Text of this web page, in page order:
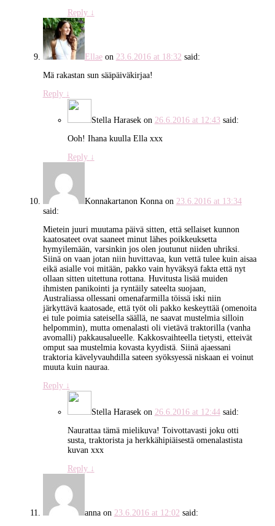
Reply ↓
Ellaeon 23.6.2016 at 18:32 said:
Mä rakastan sun sääpäiväkirjaa!
Reply ↓
Stella Harasekon 26.6.2016 at 12:43 said:
Ooh! Ihana kuulla Ella xxx
Reply ↓
Konnakartanon Konnaon 23.6.2016 at 13:34
said:
Mietein juuri muutama päivä sitten, että sellaiset kunnon
kaatosateet ovat saaneet minut lähes poikkeuksetta
hymyilemään, varsinkin jos olen joutunut niiden uhriksi.
Siinä on vaan jotan niin huvittavaa, kun vettä tulee kuin aisaa
eikä asialle voi mitään, pakko vain hyväksyä fakta että nyt
ollaan sitten uitettuna rottana. Huvitusta lisää muiden
ihmisten panikointi ja ryntäily sateelta suojaan,
Australiassa ollessani omenafarmilla töissä iski niin
järkyttävä kaatosade, että työt oli pakko keskeyttää (omenoita
ei tule poimia sateisella säällä, ne saavat mustelmia silloin
helpommin), mutta omenalasti oli vietävä traktorilla (vanha
avomalli) pakkausalueelle. Kakkosvaihteella tietysti, etteivät
omput saa mustelmia kovasta kyydistä. Siinä ajaessani
traktoria kävelyvauhdilla sateen syöksyessä niskaan ei voinut
muuta kuin nauraa.
Reply ↓
Stella Harasekon 26.6.2016 at 12:44 said:
Naurattaa tämä mielikuva! Toivottavasti joku otti
susta, traktorista ja herkkähipiäisestä omenalastista
kuvan xxx
Reply ↓
annaon 23.6.2016 at 12:02 said: